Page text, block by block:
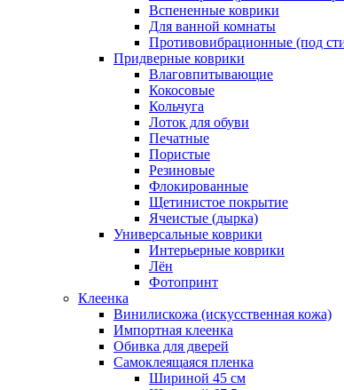
Вспененные коврики
Для ванной комнаты
Противовибрационные (под
Придверные коврики
Влаговпитывающие
Кокосовые
Кольчуга
Лоток для обуви
Печатные
Пористые
Резиновые
Флокированные
Щетинистое покрытие
Ячеистые (дырка)
Универсальные коврики
Интерьерные коврики
Лён
Фотопринт
Клеенка
Винилискожа (искусственная кожа)
Импортная клеенка
Обивка для дверей
Самоклеящаяся пленка
Шириной 45 см